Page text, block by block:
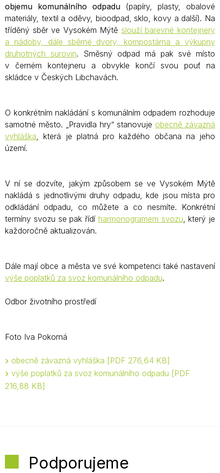
objemu komunálního odpadu (papíry, plasty, obalové
materiály, textil a oděvy, bioodpad, sklo, kovy a další). Na
tříděný sběr ve Vysokém Mýtě slouží barevné kontejnery
a nádoby, dále sběrné dvory, kompostárna a výkupny
druhotných surovin. Směsný odpad má pak své místo
v černém kontejneru a obvykle končí svou pouť na
skládce v Českých Libchavách.
O konkrétním nakládání s komunálním odpadem rozhoduje
samotné město. „Pravidla hry“ stanovuje obecně závazná
vyhláška, která je platná pro každého občana na jeho
území.
V ní se dozvíte, jakým způsobem se ve Vysokém Mýtě
nakládá s jednotlivými druhy odpadu, kde jsou místa pro
odkládání odpadu, co můžete a co nesmíte. Konkrétní
termíny svozu se pak řídí harmonogramem svozu, který je
každoročně aktualizován.
Dále mají obce a města ve své kompetenci také nastavení
výše poplatků za svoz komunálního odpadu.
Odbor životního prostředí
Foto Iva Pokorná
obecně závazná vyhláška
PDF 276,64 KB
výše poplatků za svoz komunálního odpadu
PDF
216,88 KB
Podporujeme